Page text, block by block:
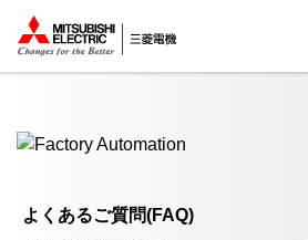
ここから本文
よくあるご質問(FAQ)